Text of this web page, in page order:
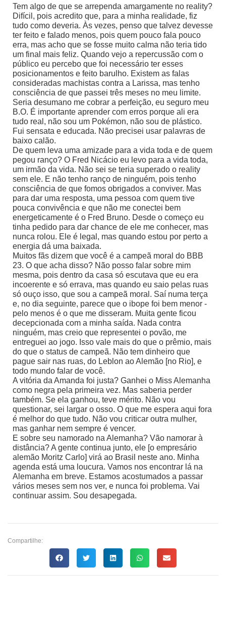
Tem algo de que se arrependa amargamente no reality?
Difícil, pois acredito que, para a minha realidade, fiz
tudo como deveria. Às vezes, penso que talvez devesse
ter feito e falado menos, pois quem pouco fala pouco
erra, mas acho que se fosse muito calma não teria tido
um final mais feliz. Quando vejo a repercussão com o
público eu percebo que foi necessário ter esses
posicionamentos e feito barulho. Existem as falas
consideradas machistas contra a Larissa, mas tenho
consciência de que passei três meses no meu limite.
Seria desumano me cobrar a perfeição, eu seguro meu
B.O. É importante aprender com erros porque ali era
tudo real, não sou um Pokémon, não sou de plástico.
Fui sensata e educada. Não precisei usar palavras de
baixo calão.
De quem leva uma amizade para a vida toda e de quem
pegou ranço? O Fred Nicácio eu levo para a vida toda,
um irmão da vida. Não sei se teria superado o reality
sem ele. E não tenho ranço de ninguém, pois tenho
consciência de que fomos obrigados a conviver. Mas
para dar uma resposta, uma pessoa com quem tive
pouca convivência e que não me conectei bem
energeticamente é o Fred Bruno. Desde o começo eu
tinha pedido para dar chance de ele me conhecer, mas
nunca rolou. Ele é legal, mas quando estou por perto a
energia dá uma baixada.
Muitos fãs dizem que você é a campeã moral do BBB
23. O que acha disso? Não posso falar sobre mim
mesma, pois dentro da casa só escutava que eu era
incoerente e só errava, mas quando eu saio pelas ruas
só ouço isso, que sou a campeã moral. Saí numa terça
e, no dia seguinte, parece que o ibope foi bem menor -
pelo menos é o que me disseram. Muita gente ficou
decepcionada com a minha saída. Nada contra
ninguém, mas creio que representei o povão, me
entreguei ao jogo. Isso vale mais do que o prêmio, mais
do que o status de campeã. Não tem dinheiro que
pague sair nas ruas, do Leblon ao Alemão [no Rio], e
todo mundo falar de você.
A vitória da Amanda foi justa? Ganhei o Miss Alemanha
como negra pela primeira vez. Mas saberia perder
também. Se ela ganhou, teve mérito. Não vou
questionar, sei largar o osso. O que me espera aqui fora
é melhor do que tudo. Não vou criticar outra mulher,
mas ganhar nem sempre é vencer.
E sobre seu namorado na Alemanha? Vão namorar à
distância? A gente continua junto, ele [o empresário
alemão Moritz Carlo] virá ao Brasil neste ano. Minha
agenda está uma loucura. Vamos nos encontrar lá na
Alemanha em breve. Estamos acostumados a passar
vários meses sem nos ver, e nunca foi problema. Vai
continuar assim. Sou desapegada.
Compartilhe: